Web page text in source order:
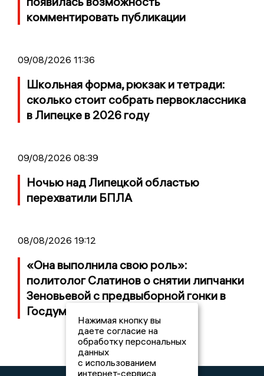
комментировать публикации
09/08/2026 11:36
Школьная форма, рюкзак и тетради:
сколько стоит собрать первоклассника
в Липецке в 2026 году
09/08/2026 08:39
Ночью над Липецкой областью
перехватили БПЛА
08/08/2026 19:12
«Она выполнила свою роль»:
политолог Слатинов о снятии липчанки
Зеновьевой с предвыборной гонки в
Госдуму
Нажимая кнопку вы
даете согласие на
обработку персональных
данных
с использованием
интернет-сервиса